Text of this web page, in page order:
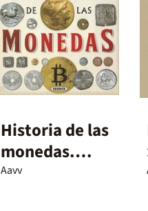
Historia de las
monedas.
Desde la
Aavv